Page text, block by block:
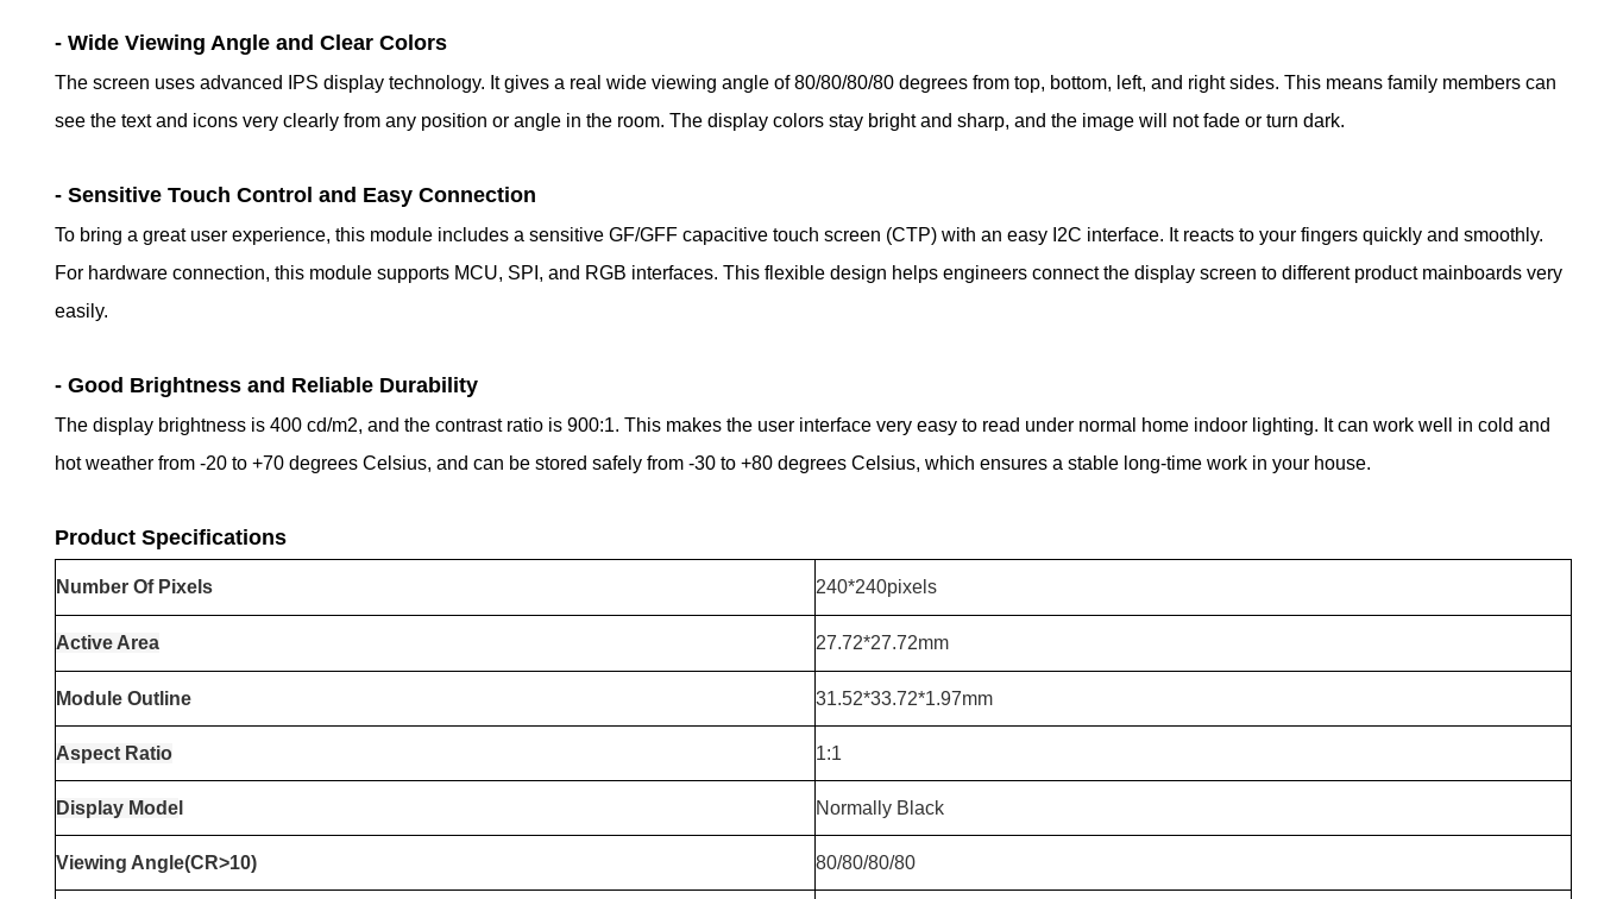
- Wide Viewing Angle and Clear Colors
The screen uses advanced IPS display technology. It gives a real wide viewing angle of 80/80/80/80 degrees from top, bottom, left, and right sides. This means family members can
see the text and icons very clearly from any position or angle in the room. The display colors stay bright and sharp, and the image will not fade or turn dark.
- Sensitive Touch Control and Easy Connection
To bring a great user experience, this module includes a sensitive GF/GFF capacitive touch screen (CTP) with an easy I2C interface. It reacts to your fingers quickly and smoothly.
For hardware connection, this module supports MCU, SPI, and RGB interfaces. This flexible design helps engineers connect the display screen to different product mainboards very
easily.
- Good Brightness and Reliable Durability
The display brightness is 400 cd/m2, and the contrast ratio is 900:1. This makes the user interface very easy to read under normal home indoor lighting. It can work well in cold and
hot weather from -20 to +70 degrees Celsius, and can be stored safely from -30 to +80 degrees Celsius, which ensures a stable long-time work in your house.
Product Specifications
Number Of Pixels 240*240pixels
Active Area 27.72*27.72mm
Module Outline 31.52*33.72*1.97mm
Aspect Ratio 1:1
Display Mode Normally Black
Viewing Angle(CR>10) 80/80/80/80